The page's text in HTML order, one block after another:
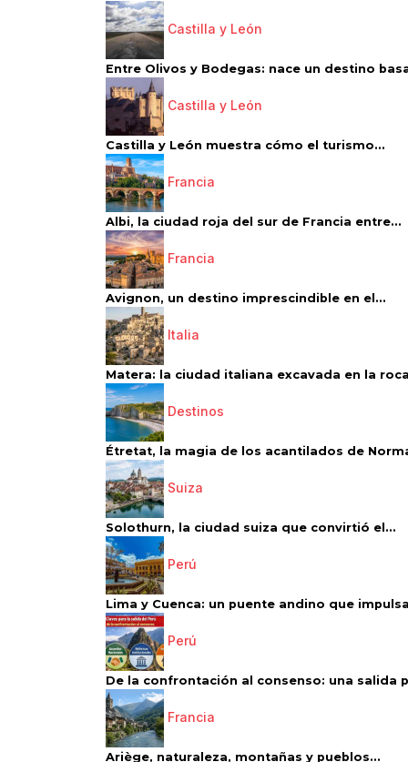
Castilla y León
Entre Olivos y Bodegas: nace un destino
Castilla y León
Castilla y León muestra cómo el turismo...
Francia
Albi, la ciudad roja del sur de Francia entre...
Francia
Avignon, un destino imprescindible en el...
Italia
Matera: la ciudad italiana excavada en la
Destinos
Étretat, la magia de los acantilados de
Suiza
Solothurn, la ciudad suiza que convirtió el...
Perú
Lima y Cuenca: un puente andino que
Perú
De la confrontación al consenso: una salida
Francia
Ariège, naturaleza, montañas y pueblos...